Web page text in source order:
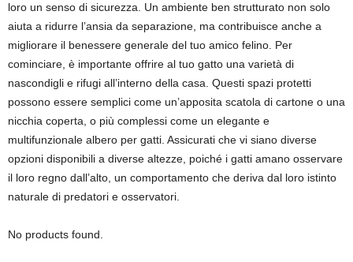
loro un senso di sicurezza. Un ambiente ben strutturato non solo
aiuta a ridurre l’ansia da separazione, ma contribuisce anche a
migliorare il benessere generale del tuo amico felino. Per
cominciare, è importante offrire al tuo gatto una varietà di
nascondigli e rifugi all’interno della casa. Questi spazi protetti
possono essere semplici come un’apposita scatola di cartone o una
nicchia coperta, o più complessi come un elegante e
multifunzionale albero per gatti. Assicurati che vi siano diverse
opzioni disponibili a diverse altezze, poiché i gatti amano osservare
il loro regno dall’alto, un comportamento che deriva dal loro istinto
naturale di predatori e osservatori.
No products found.